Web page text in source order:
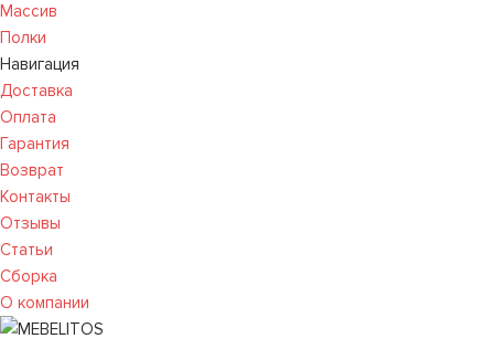
Массив
Полки
Навигация
Доставка
Оплата
Гарантия
Возврат
Контакты
Отзывы
Статьи
Сборка
О компании